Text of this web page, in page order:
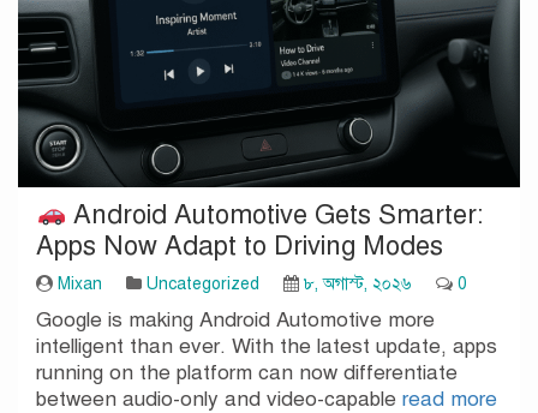
Android Automotive Gets Smarter:
Apps Now Adapt to Driving Modes
Mixan Uncategorized ৮, অগাস্ট, ২০২৬ 0
Google is making Android Automotive more
intelligent than ever. With the latest update, apps
running on the platform can now differentiate
between audio-only and video-capable read more